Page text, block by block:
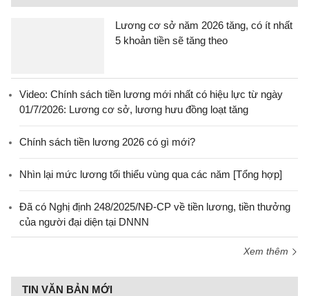
Lương cơ sở năm 2026 tăng, có ít nhất
5 khoản tiền sẽ tăng theo
Video: Chính sách tiền lương mới nhất có hiệu lực từ ngày
01/7/2026: Lương cơ sở, lương hưu đồng loạt tăng
Chính sách tiền lương 2026 có gì mới?
Nhìn lại mức lương tối thiểu vùng qua các năm [Tổng hợp]
Đã có Nghị định 248/2025/NĐ-CP về tiền lương, tiền thưởng
của người đại diện tại DNNN
Xem thêm
TIN VĂN BẢN MỚI